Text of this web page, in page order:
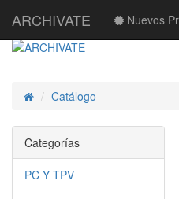
ARCHIVATE Nuevos
InicioCatálogo
Categorías
PC Y TPV